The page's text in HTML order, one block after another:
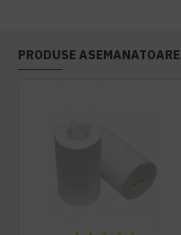
PRODUSE ASEMANATOARE